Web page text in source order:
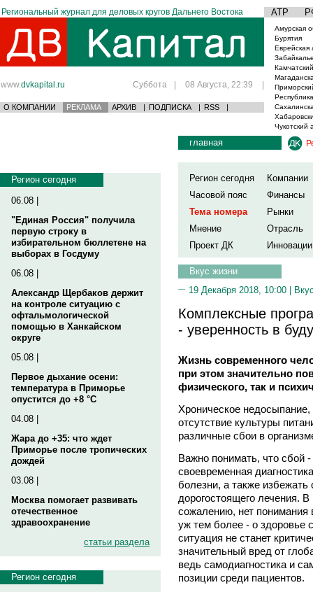
Региональный журнал для деловых кругов Дальнего Востока АТР
www.dvkapital.ru Суббота | 08 Августа, 22:39 |
О КОМПАНИИ РЕКЛАМА АРХИВ | ПОДПИСКА | RSS |
Амурская
Бурятия
Еврейская
Чукотский
Регион сегодня
06.08 |
"Единая Россия" получила
первую строку в
избирательном бюллетене на
выборах в Госдуму
06.08 |
Александр Щербаков держит
на контроле ситуацию с
офтальмологической
помощью в Ханкайском
округе
05.08 |
Первое дыхание осени:
температура в Приморье
опустится до +8 °C
04.08 |
Жара до +35: что ждет
Приморье после тропических
дождей
03.08 |
Москва помогает развивать
отечественное
здравоохранение
статьи раздела
Регион сегодня
главная
Регион сегодня
Компании
Часовой пояс
Финансы
Тема номера
Рынки
Мнение
Отрасль
Проект ДК
Инновации
Вкус жизни
19 Декабря 2018, 10:00 |
Комплексные
- уверенность в
Жизнь современного
при этом значительно
физического, так и
Хроническое
отсутствие культуры
различные сбои в
Важно понимать, что сбой
своевременная
болезни, а также избежать
дорогостоящего лечения.
сожалению, нет понимания
уж тем более - о здоровье
ситуация не станет
значительный вред от
ведь самодиагностика и
позиции среди пациентов.